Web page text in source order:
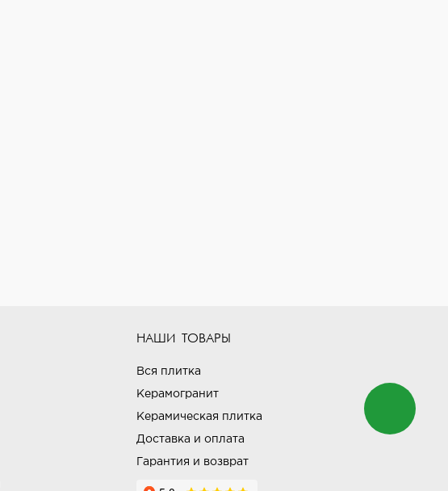
НАШИ ТОВАРЫ
Вся плитка
Керамогранит
Керамическая плитка
Доставка и оплата
Гарантия и возврат